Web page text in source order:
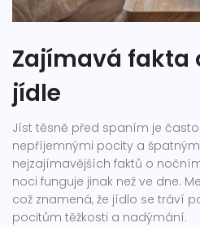
Zajímavá fakta
jídle
Jíst těsně před spaním je
nepříjemnými pocity a
nejzajímavějších faktů o
noci funguje jinak než ve dne.
což znamená, že jídlo se tráví
pocitům těžkosti a nadýmání.